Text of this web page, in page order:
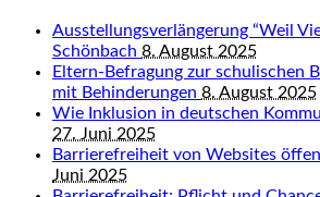
Ausstellungsverlängerung “Weil
Schönbach 8. August 2025
Eltern-Befragung zur schulischen
mit Behinderungen 8. August 2025
Wie Inklusion in deutschen
27. Juni 2025
Barrierefreiheit von Websites
Juni 2025